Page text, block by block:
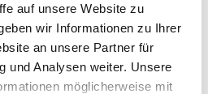
auf unsere Website zu
wir Informationen zu Ihrer
an unsere Partner für
und Analysen weiter. Unsere
möglicherweise mit
der Jahres- und
wir für Sie erstellt und
übergeben.